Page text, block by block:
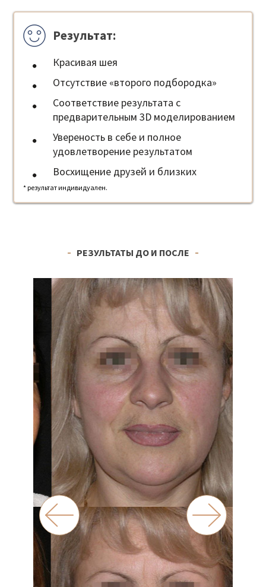
Результат:
Красивая шея
Отсутствие «второго подбородка»
Соответствие результата с
предварительным 3D моделированием
Увереность в себе и полное
удовлетворение результатом
Восхищение друзей и близких
* результат индивидуален.
РЕЗУЛЬТАТЫ ДО И ПОСЛЕ